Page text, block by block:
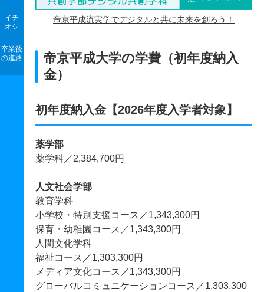
イチ
オシ
卒業後
の進路
帝京平成流実学でデジタルと共に未来を創ろう！
帝京平成大学の学費（初年度納入
金）
初年度納入金【2026年度入学者対象】
薬学部
薬学科／2,384,700円
人文社会学部
教育学科
小学校・特別支援コース／1,343,300円
保育・幼稚園コース／1,343,300円
人間文化学科
福祉コース／1,303,300円
メディア文化コース／1,343,300円
グローバルコミュニケーションコース／1,303,300